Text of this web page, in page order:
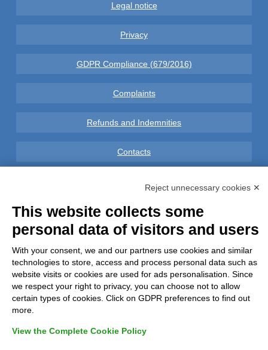
Legal notice
Privacy
GDPR Compliance (679/2016)
Complaints
Refunds and Indemnities
Contacts
Azienda certificata UNI EN ISO 9001:2015
P.IVA 05538100727 - C.so Italia n.8 70123, BARI
Reject unnecessary cookies ✕
This website collects some
personal data of visitors and users
With your consent, we and our partners use cookies and similar
technologies to store, access and process personal data such as
website visits or cookies are used for ads personalisation. Since
we respect your right to privacy, you can choose not to allow
certain types of cookies. Click on GDPR preferences to find out
more.
View the Complete Cookie Policy